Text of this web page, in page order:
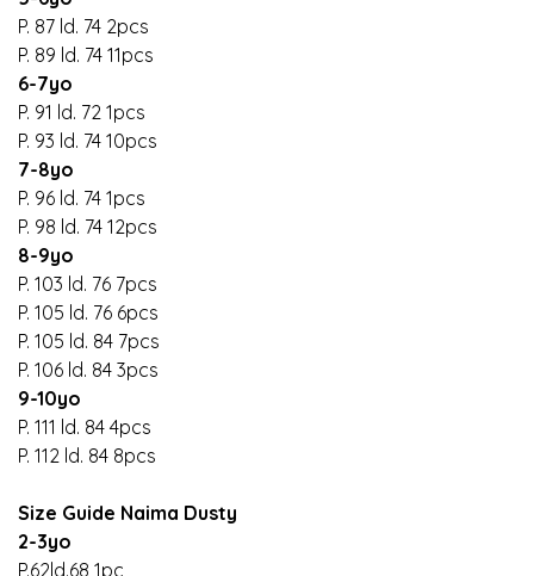
P. 87 ld. 74 2pcs
P. 89 ld. 74 11pcs
6-7yo
P. 91 ld. 72 1pcs
P. 93 ld. 74 10pcs
7-8yo
P. 96 ld. 74 1pcs
P. 98 ld. 74 12pcs
8-9yo
P. 103 ld. 76 7pcs
P. 105 ld. 76 6pcs
P. 105 ld. 84 7pcs
P. 106 ld. 84 3pcs
9-10yo
P. 111 ld. 84 4pcs
P. 112 ld. 84 8pcs
Size Guide Naima Dusty
2-3yo
P.62ld.68 1pc